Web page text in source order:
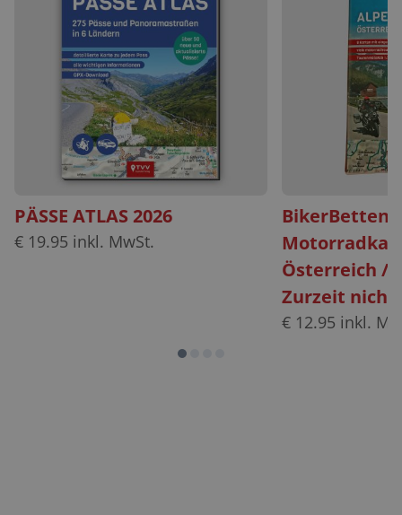
PÄSSE ATLAS 2026
€ 19.95 inkl. MwSt.
BikerBetten
Österreich /
Zurzeit
€ 12.95 inkl.